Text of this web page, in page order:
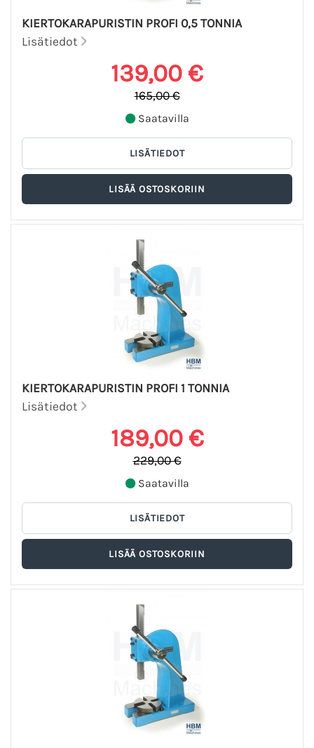
KIERTOKARAPURISTIN PROFI 0,5 TONNIA
Lisätiedot
139,00 €
165,00 €
Saatavilla
KIERTOKARAPURISTIN PROFI 1 TONNIA
Lisätiedot
189,00 €
229,00 €
Saatavilla